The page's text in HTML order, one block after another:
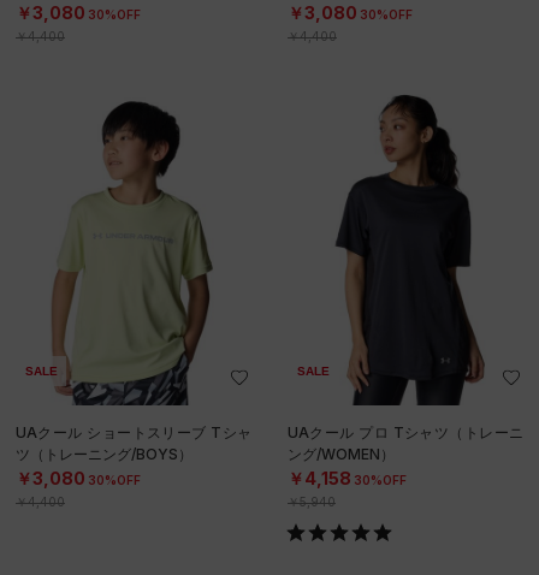
￥3,080 30%OFF
￥4,400
￥3,080 30%OFF
￥4,400
SALE
UAクール ショートスリーブ Tシャ
ツ（トレーニング/BOYS）
￥3,080 30%OFF
￥4,400
SALE
UAクール プロ Tシャツ（トレーニ
ング/WOMEN）
￥4,158 30%OFF
￥5,940